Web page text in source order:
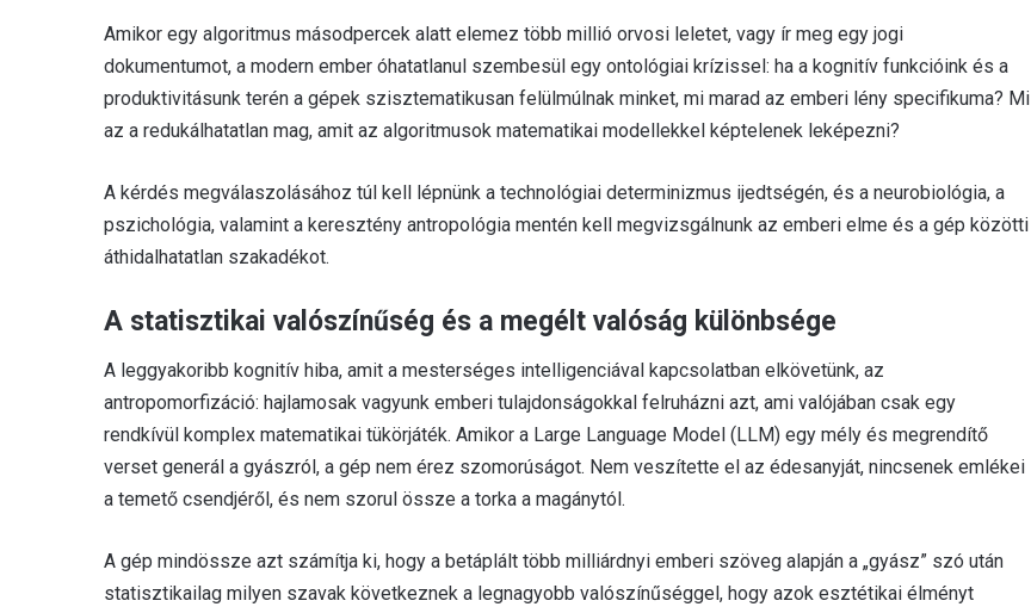
Amikor egy algoritmus másodpercek alatt elemez több millió orvosi leletet, vagy ír meg egy jogi
dokumentumot, a modern ember óhatatlanul szembesül egy ontológiai krízissel: ha a kognitív funkcióink és a
produktivitásunk terén a gépek szisztematikusan felülmúlnak minket, mi marad az emberi lény specifikuma? Mi
az a redukálhatatlan mag, amit az algoritmusok matematikai modellekkel képtelenek leképezni?
A kérdés megválaszolásához túl kell lépnünk a technológiai determinizmus ijedtségén, és a neurobiológia, a
pszichológia, valamint a keresztény antropológia mentén kell megvizsgálnunk az emberi elme és a gép közötti
áthidalhatatlan szakadékot.
A statisztikai valószínűség és a megélt valóság különbsége
A leggyakoribb kognitív hiba, amit a mesterséges intelligenciával kapcsolatban elkövetünk, az
antropomorfizáció: hajlamosak vagyunk emberi tulajdonságokkal felruházni azt, ami valójában csak egy
rendkívül komplex matematikai tükörjáték. Amikor a Large Language Model (LLM) egy mély és megrendítő
verset generál a gyászról, a gép nem érez szomorúságot. Nem veszítette el az édesanyját, nincsenek emlékei
a temető csendjéről, és nem szorul össze a torka a magánytól.
A gép mindössze azt számítja ki, hogy a betáplált több milliárdnyi emberi szöveg alapján a „gyász” szó után
statisztikailag milyen szavak következnek a legnagyobb valószínűséggel, hogy azok esztétikai élményt